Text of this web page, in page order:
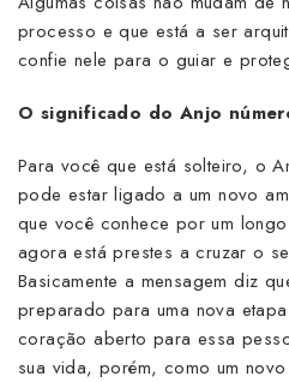
processo e que está a ser
confie nele para o guiar e
O significado do Anjo
Para você que está solteiro, o
pode estar ligado a um novo
que você conhece por um
agora está prestes a cruzar o
Basicamente a mensagem diz
preparado para uma nova
coração aberto para essa
sua vida, porém, como um